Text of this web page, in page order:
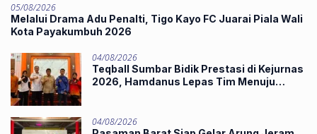
05/08/2026
Melalui Drama Adu Penalti, Tigo Kayo FC Juarai Piala Wali
Kota Payakumbuh 2026
04/08/2026
Teqball Sumbar Bidik Prestasi di Kejurnas
2026, Hamdanus Lepas Tim Menuju
04/08/2026